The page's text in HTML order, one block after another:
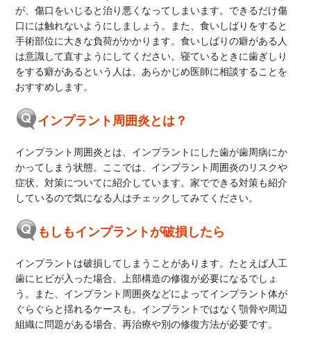
が、傷口をいじると治り悪くなってしまいます。できるだけ傷
口には触れないようにしましょう。また、食いしばりをすると
手術部位に大きな負荷がかかります。食いしばりの癖がある人
は意識して直すようにしてください。寝ているときに歯ぎしり
をする癖があるという人は、あらかじめ医師に相談することを
おすすめします。
インプラント周囲炎とは？
インプラント周囲炎とは、インプラントにした歯が歯周病にか
かってしまう状態。ここでは、インプラント周囲炎のリスクや
症状、対策についてに紹介しています。家でできる対策も紹介
しているので気になる人はチェックしてみてください。
もしもインプラントが破損したら
インプラントは破損してしまうことがあります。たとえば人工
歯にヒビが入った場合、上部構造の修復が必要になるでしょ
う。また、インプラント周囲炎などによってインプラント体が
ぐらぐらと揺れるケースも。インプラントではなく顎骨や周辺
組織に問題がある場合、再治療や別の修復方法が必要です。